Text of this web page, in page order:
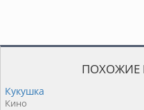
Кукушка
Кино